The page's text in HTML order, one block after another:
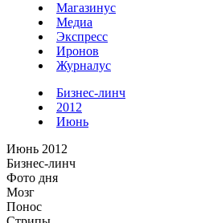
Магазинус
Медиа
Экспресс
Иронов
Журналус
Бизнес-линч
2012
Июнь
Июнь 2012
Бизнес-линч
Фото дня
Мозг
Понос